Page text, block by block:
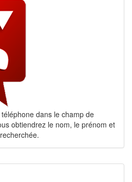
dans le champ de
obtiendrez le nom, le prénom et